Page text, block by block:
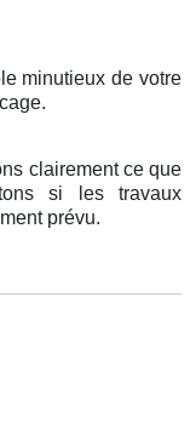
minutieux de votre
clairement ce que
si les travaux
prévu.